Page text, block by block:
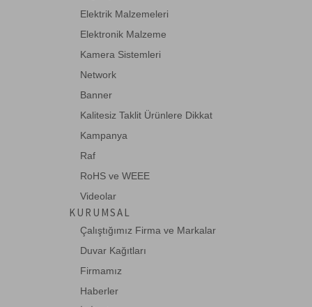
Intracom
Leviton
Planet
roline
Schukat
Sharp
Teltonika
TP-LINK
Tradenet
Vitelec
Elektrik Malzemeleri
Elektronik Malzeme
Kamera Sistemleri
Network
Banner
Kalitesiz Taklit Ürünlere Dikkat
Kampanya
Raf
RoHS ve WEEE
Videolar
KURUMSAL
Çalıştığımız Firma ve Markalar
Duvar Kağıtları
Firmamız
Haberler